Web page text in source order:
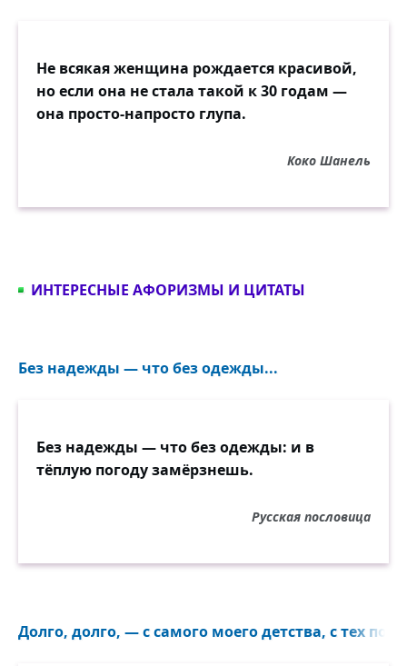
Не всякая женщина рождается красивой,
но если она не стала такой к 30 годам —
она просто-напросто глупа.
Коко Шанель
ИНТЕРЕСНЫЕ АФОРИЗМЫ И ЦИТАТЫ
Без надежды — что без одежды...
Без надежды — что без одежды: и в
тёплую погоду замёрзнешь.
Русская пословица
Долго, долго, — с самого моего детства, с тех